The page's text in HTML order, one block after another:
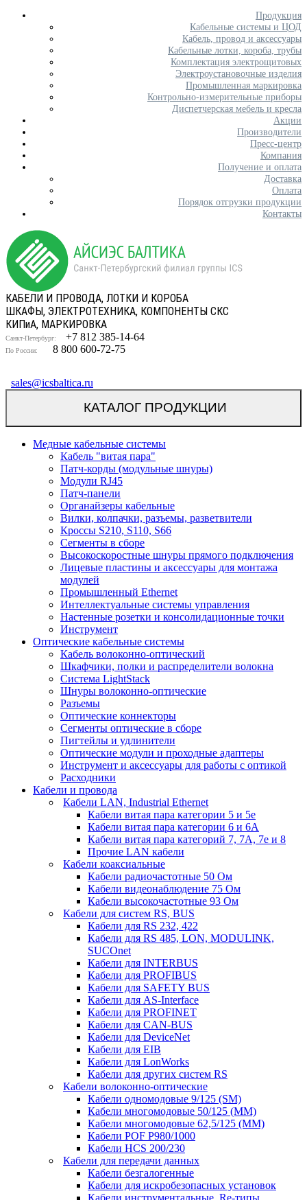
Продукция
Кабельные системы и ЦОД
Кабель, провод и аксессуары
Кабельные лотки, короба, трубы
Комплектация электрощитовых
Электроустановочные изделия
Промышленная маркировка
Контрольно-измерительные приборы
Диспетчерская мебель и кресла
Акции
Производители
Пресс-центр
Компания
Получение и оплата
Доставка
Оплата
Порядок отгрузки продукции
Контакты
КАБЕЛИ И ПРОВОДА, ЛОТКИ И КОРОБА
ШКАФЫ, ЭЛЕКТРОТЕХНИКА, КОМПОНЕНТЫ СКС
КИПиА, МАРКИРОВКА
Санкт-Петербург: +7 812 385-14-64
По России: 8 800 600-72-75
sales@icsbaltica.ru
КАТАЛОГ ПРОДУКЦИИ
Медные кабельные системы
Кабель "витая пара"
Патч-корды (модульные шнуры)
Модули RJ45
Патч-панели
Органайзеры кабельные
Вилки, колпачки, разъемы, разветвители
Кроссы S210, S110, S66
Сегменты в сборе
Высокоскоростные шнуры прямого подключения
Лицевые пластины и аксессуары для монтажа
модулей
Промышленный Ethernet
Интеллектуальные системы управления
Настенные розетки и консолидационные точки
Инструмент
Оптические кабельные системы
Кабель волоконно-оптический
Шкафчики, полки и распределители волокна
Система LightStack
Шнуры волоконно-оптические
Разъемы
Оптические коннекторы
Сегменты оптические в сборе
Пигтейлы и удлинители
Оптические модули и проходные адаптеры
Инструмент и аксессуары для работы с оптикой
Расходники
Кабели и провода
Кабели LAN, Industrial Ethernet
Кабели витая пара категории 5 и 5е
Кабели витая пара категории 6 и 6A
Кабели витая пара категорий 7, 7А, 7е и 8
Прочие LAN кабели
Кабели коаксиальные
Кабели радиочастотные 50 Ом
Кабели видеонаблюдение 75 Ом
Кабели высокочастотные 93 Ом
Кабели для систем RS, BUS
Кабели для RS 232, 422
Кабели для RS 485, LON, MODULINK,
SUCOnet
Кабели для INTERBUS
Кабели для PROFIBUS
Кабели для SAFETY BUS
Кабели для AS-Interface
Кабели для PROFINET
Кабели для CAN-BUS
Кабели для DeviceNet
Кабели для EIB
Кабели для LonWorks
Кабели для других систем RS
Кабели волоконно-оптические
Кабели одномодовые 9/125 (SM)
Кабели многомодовые 50/125 (ММ)
Кабели многомодовые 62,5/125 (ММ)
Кабели POF P980/1000
Кабели HCS 200/230
Кабели для передачи данных
Кабели безгалогенные
Кабели для искробезопасных установок
Кабели инструментальные, Re-типы